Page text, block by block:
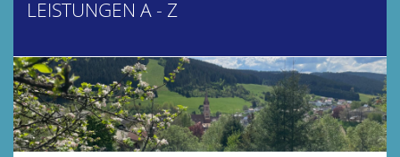
LEISTUNGEN A - Z